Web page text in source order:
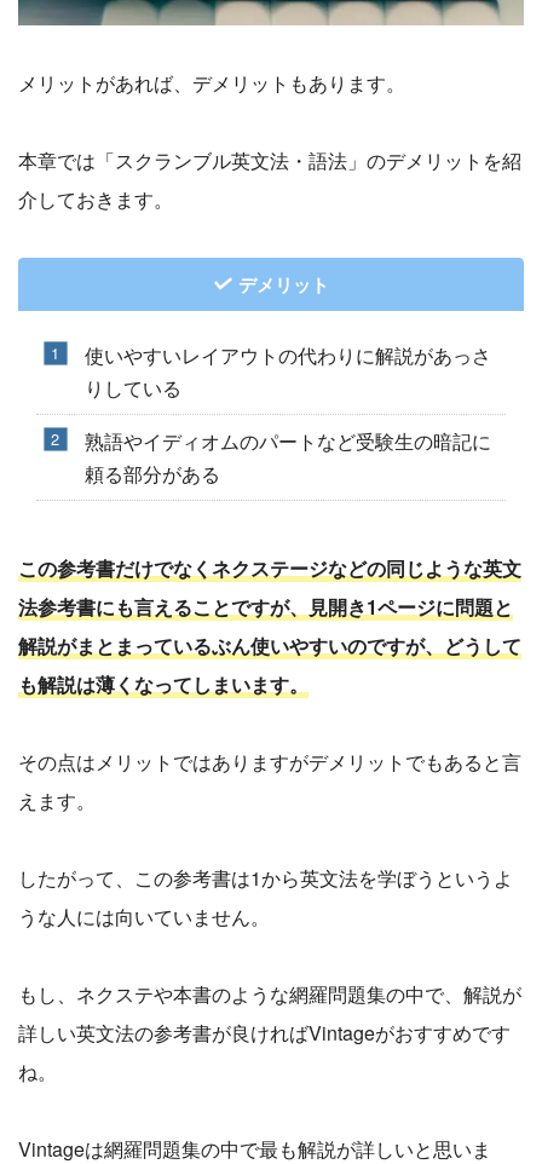
メリットがあれば、デメリットもあります。
本章では「スクランブル英文法・語法」のデメリットを紹
介しておきます。
デメリット
使いやすいレイアウトの代わりに解説があっさ
りしている
熟語やイディオムのパートなど受験生の暗記に
頼る部分がある
この参考書だけでなくネクステージなどの同じような英文
法参考書にも言えることですが、見開き1ページに問題と
解説がまとまっているぶん使いやすいのですが、どうして
も解説は薄くなってしまいます。
その点はメリットではありますがデメリットでもあると言
えます。
したがって、この参考書は1から英文法を学ぼうというよ
うな人には向いていません。
もし、ネクステや本書のような網羅問題集の中で、解説が
詳しい英文法の参考書が良ければVintageがおすすめです
ね。
Vintageは網羅問題集の中で最も解説が詳しいと思いま